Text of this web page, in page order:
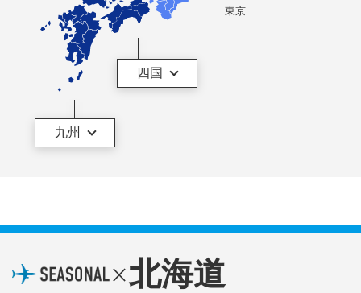
東京
四国
九州
×北海道